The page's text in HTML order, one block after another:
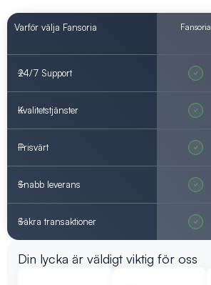
Varför välja Fansoria Fansoria
24/7 Support
Kvalitetstjänster
Prisvärt
Snabb leverans
Säkra transaktioner
Din lycka är väldigt viktig för oss